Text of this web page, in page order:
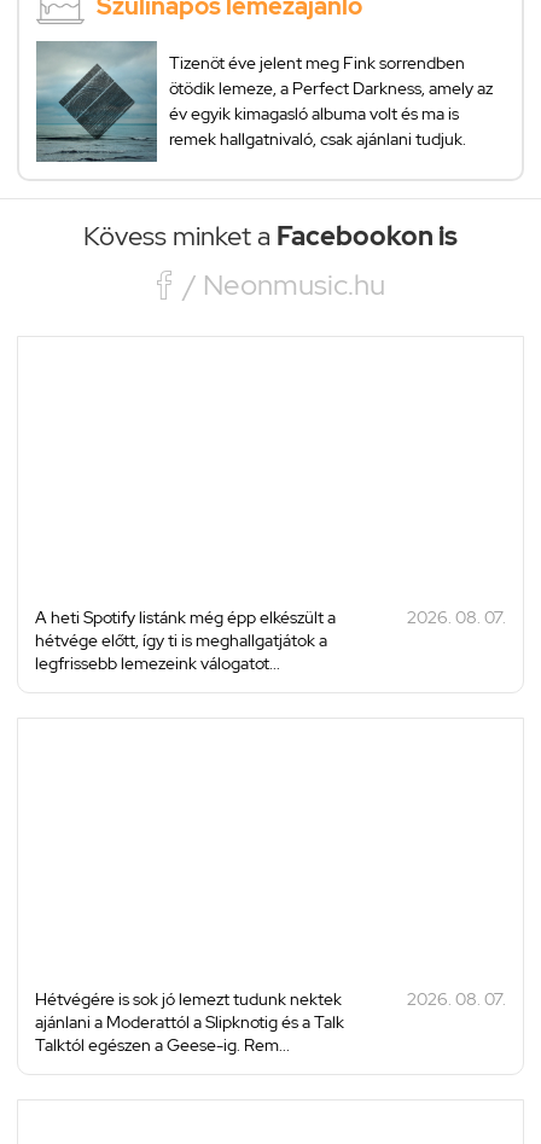
Tizenöt éve jelent meg Fink sorrendben
ötödik lemeze, a Perfect Darkness, amely az
év egyik kimagasló albuma volt és ma is
remek hallgatnivaló, csak ajánlani tudjuk.
Kövess minket a Facebookon is
 / Neonmusic.hu
A heti Spotify listánk még épp elkészült a
hétvége előtt, így ti is meghallgatjátok a
legfrissebb lemezeink válogatot...
2026. 08. 07.
Hétvégére is sok jó lemezt tudunk nektek
ajánlani a Moderattól a Slipknotig és a Talk
Talktól egészen a Geese-ig. Rem...
2026. 08. 07.